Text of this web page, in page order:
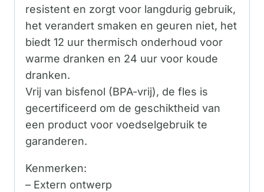
resistent en zorgt voor langdurig gebruik,
het verandert smaken en geuren niet, het
biedt 12 uur thermisch onderhoud voor
warme dranken en 24 uur voor koude
dranken.
Vrij van bisfenol (BPA-vrij), de fles is
gecertificeerd om de geschiktheid van
een product voor voedselgebruik te
garanderen.
Kenmerken:
– Extern ontwerp